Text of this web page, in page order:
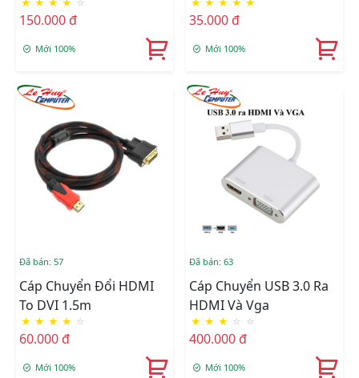
(ngff) SSD
150.000 đ
Mới 100%
35.000 đ
Mới 100%
Đã bán: 57
Cáp Chuyển Đổi HDMI
To DVI 1.5m
★ ★ ★ ★ ☆
60.000 đ
Mới 100%
Đã bán: 63
Cáp Chuyển USB 3.0 Ra
HDMI Và Vga
★ ★ ★ ☆ ☆
400.000 đ
Mới 100%